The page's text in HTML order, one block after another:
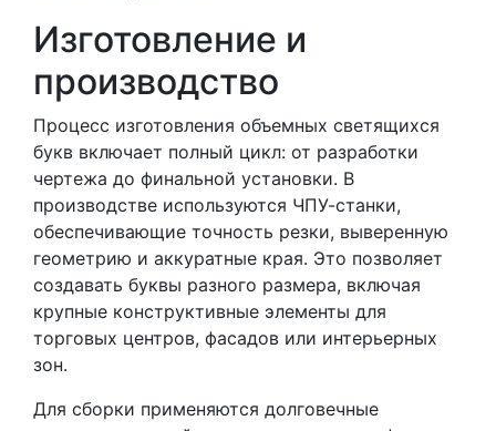
Изготовление и
производство
Процесс изготовления объемных светящихся
букв включает полный цикл: от разработки
чертежа до финальной установки. В
производстве используются ЧПУ-станки,
обеспечивающие точность резки, выверенную
геометрию и аккуратные края. Это позволяет
создавать буквы разного размера, включая
крупные конструктивные элементы для
торговых центров, фасадов или интерьерных
зон.
Для сборки применяются долговечные